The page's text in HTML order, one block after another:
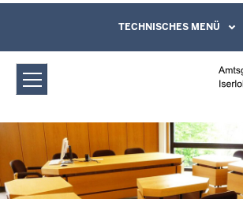
Amtsgericht Iserlohn:
Direkt zum Inhalt
Leichte Sprache,
und Kontaktformular
TECHNISCHES MENÜ